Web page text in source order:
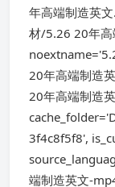
年高端制造英
材/5.26 20年
20年高端制造
20年高端制造
3f4c8f5f8',
端制造英文-